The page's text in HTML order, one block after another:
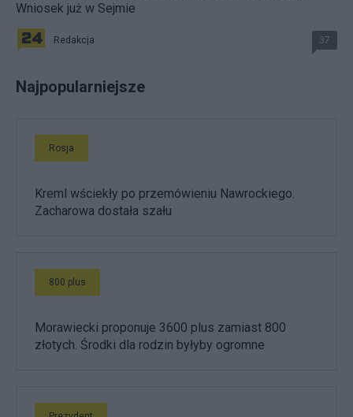
Wniosek już w Sejmie
Redakcja 37
Najpopularniejsze
Rosja
Kreml wściekły po przemówieniu Nawrockiego.
Zacharowa dostała szału
800 plus
Morawiecki proponuje 3600 plus zamiast 800
złotych. Środki dla rodzin byłyby ogromne